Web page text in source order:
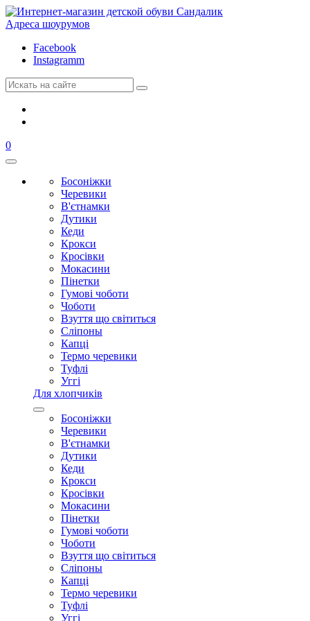
Адреса шоурумов
Facebook
Instagramm
0
Босоніжки
Черевики
В'єтнамки
Дутики
Кеди
Крокси
Кросівки
Мокасини
Пінетки
Гумові чоботи
Чоботи
Взуття що світиться
Сліпоны
Капці
Термо черевики
Туфлі
Уггі
Для хлопчиків
Босоніжки
Черевики
В'єтнамки
Дутики
Кеди
Крокси
Кросівки
Мокасини
Пінетки
Гумові чоботи
Чоботи
Взуття що світиться
Сліпоны
Капці
Термо черевики
Туфлі
Уггі